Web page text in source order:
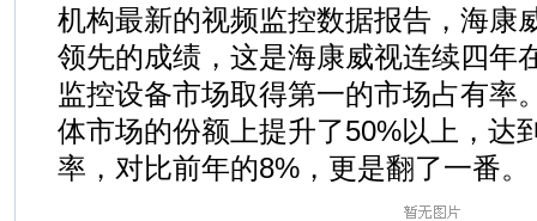
机构最新的视频监控数据报告，海康
领先的成绩，这是海康威视连续四年
监控设备市场取得第一的市场占有率
体市场的份额上提升了50%以上，达
率，对比前年的8%，更是翻了一番。